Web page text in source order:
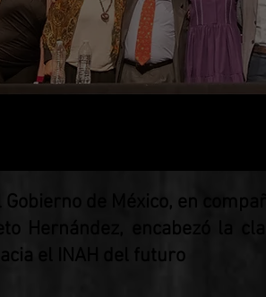
de México, en
Hernández, encabezó la
el INAH del futuro